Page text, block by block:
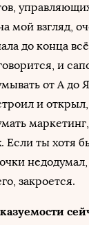
мой взгляд,
до конца
и
от А до
и
Если ты хотя
закроется.